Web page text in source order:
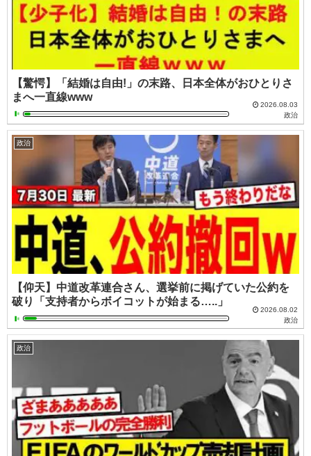
【驚愕】「結婚は自由!」の末路、日本全体がおひとりさ
まへ一直線www
2026.08.03
政治
政治
【仰天】中道改革連合さん、選挙前に掲げていた公約を
破り「支持者からボイコットが始まる…..」
2026.08.02
政治
政治